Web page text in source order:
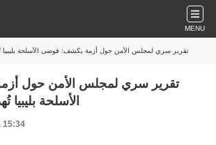
MENU
» تقرير سري لمجلس الأمن حول أزمة يكشف: فوضى الأسلحة بليبيا
تقرير سري لمجلس الأمن حول
الأسلحة بليبيا
15:34